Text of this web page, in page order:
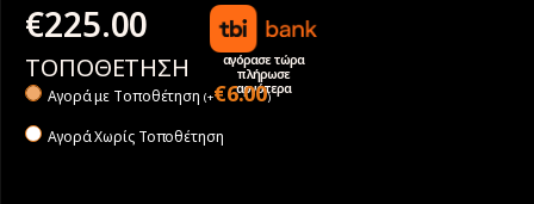
€225.00
αγόρασε τώρα
πλήρωσε
αργότερα
ΤΟΠΟΘΕΤΗΣΗ
Αγορά με Tοποθέτηση (+€6.00)
Αγορά Χωρίς Τοποθέτηση